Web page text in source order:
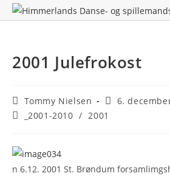
Skip
to
2001 Julefrokost
Post
author:
Tommy Nielsen
Post
published:
6.
Post_2001-2010 / 2001
n 6.12. 2001 St. Brøndum